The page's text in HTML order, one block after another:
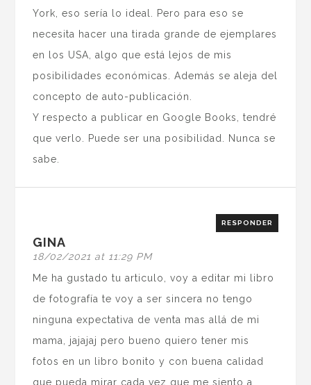
York, eso sería lo ideal. Pero para eso se
necesita hacer una tirada grande de ejemplares
en los USA, algo que está lejos de mis
posibilidades económicas. Además se aleja del
concepto de auto-publicación.
Y respecto a publicar en Google Books, tendré
que verlo. Puede ser una posibilidad. Nunca se
sabe.
GINA
18/02/2021 at 11:29 PM
RESPONDER
Me ha gustado tu articulo, voy a editar mi libro
de fotografía te voy a ser sincera no tengo
ninguna expectativa de venta mas allá de mi
mama, jajajaj pero bueno quiero tener mis
fotos en un libro bonito y con buena calidad
que pueda mirar cada vez que me siento a